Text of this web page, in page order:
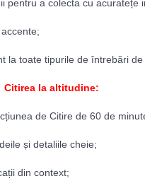
pentru a colecta cu acuratețe
la toate tipurile de întrebări de
Citirea la altitudine:
de Citire de 60 de
și detaliile cheie;
din context;